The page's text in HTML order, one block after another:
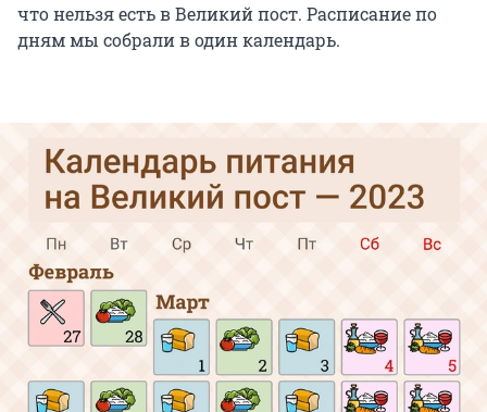
что нельзя есть в Великий пост. Расписание по
дням мы собрали в один календарь.